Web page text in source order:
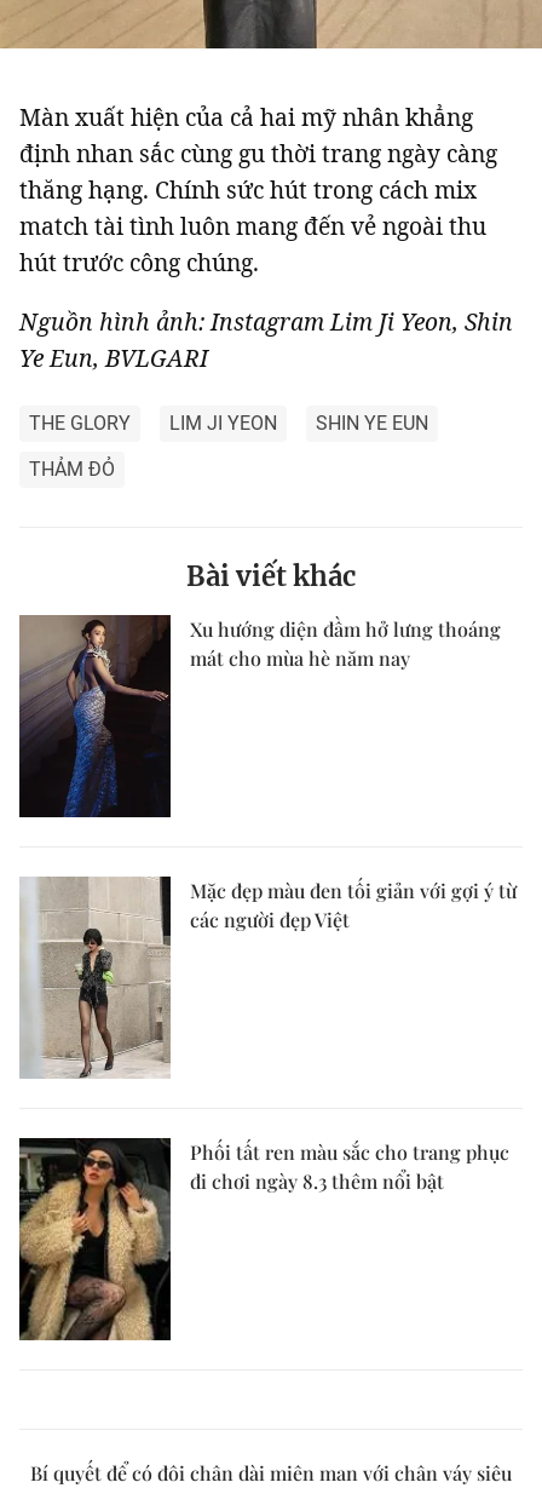
Màn xuất hiện của cả hai mỹ nhân khẳng
định nhan sắc cùng gu thời trang ngày càng
thăng hạng. Chính sức hút trong cách mix
match tài tình luôn mang đến vẻ ngoài thu
hút trước công chúng.
Nguồn hình ảnh: Instagram Lim Ji Yeon, Shin
Ye Eun, BVLGARI
THE GLORY LIM JI YEON
SHIN YE EUN
THẢM ĐỎ
Bài viết khác
Xu hướng diện đầm hở lưng thoáng
mát cho mùa hè năm nay
Mặc đẹp màu đen tối giản với gợi ý từ
các người đẹp Việt
Phối tất ren màu sắc cho trang phục
đi chơi ngày 8.3 thêm nổi bật
Bí quyết để có đôi chân dài miên man với chân váy siêu